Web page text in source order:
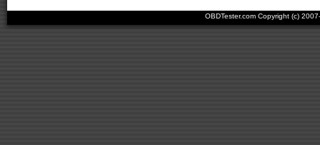
OBDTester.com Copyright (c)